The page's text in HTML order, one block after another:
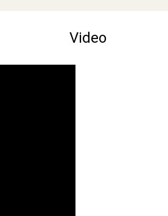
Video